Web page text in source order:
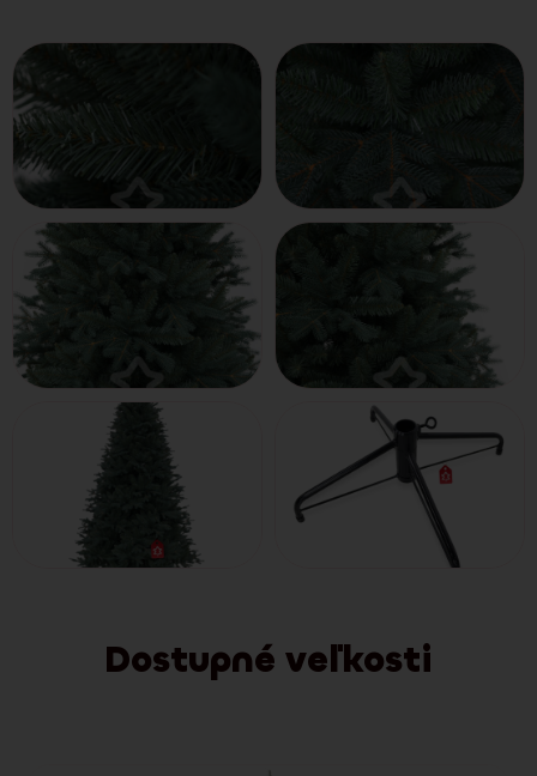
Dostupné veľkosti